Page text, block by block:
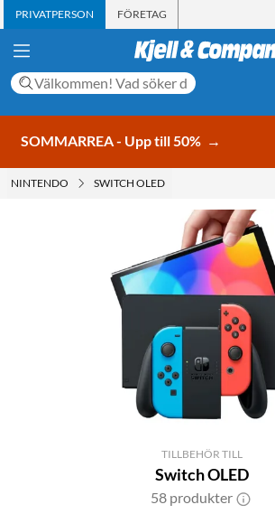
PRIVATPERSON FÖRETAG
SOMMARREA - Upp till 50% →
NINTENDO SWITCH OLED
TILLBEHÖR TILL
Switch OLED
58 produkter